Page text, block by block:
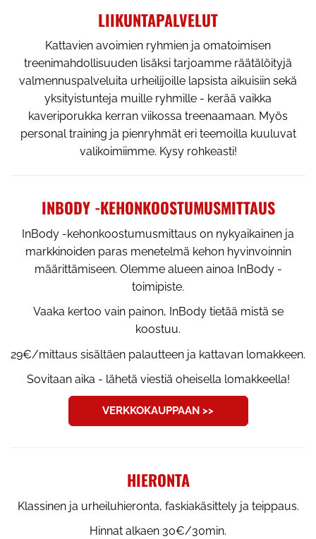
LIIKUNTAPALVELUT
Kattavien avoimien ryhmien ja omatoimisen
treenimahdollisuuden lisäksi tarjoamme räätälöityjä
valmennuspalveluita urheilijoille lapsista aikuisiin sekä
yksityistunteja muille ryhmille - kerää vaikka
kaveriporukka kerran viikossa treenaamaan. Myös
personal training ja pienryhmät eri teemoilla kuuluvat
valikoimiimme. Kysy rohkeasti!
INBODY -KEHONKOOSTUMUSMITTAUS
InBody -kehonkoostumusmittaus on nykyaikainen ja
markkinoiden paras menetelmä kehon hyvinvoinnin
määrittämiseen. Olemme alueen ainoa InBody -
toimipiste.
Vaaka kertoo vain painon, InBody tietää mistä se
koostuu.
29€/mittaus sisältäen palautteen ja kattavan lomakkeen.
Sovitaan aika - lähetä viestiä oheisella lomakkeella!
VERKKOKAUPPAAN >>
HIERONTA
Klassinen ja urheiluhieronta, faskiakäsittely ja teippaus.
Hinnat alkaen 30€/30min.